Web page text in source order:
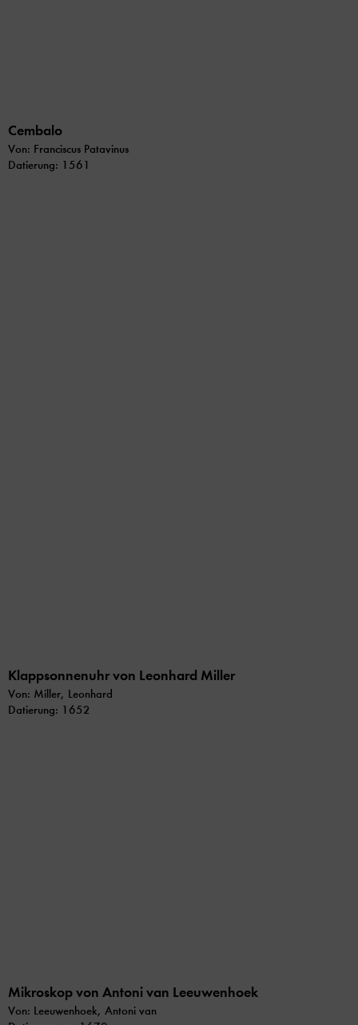
Cembalo
Von: Franciscus Patavinus
Datierung: 1561
Klappsonnenuhr von Leonhard Miller
Von: Miller, Leonhard
Datierung: 1652
Mikroskop von Antoni van Leeuwenhoek
Von: Leeuwenhoek, Antoni van